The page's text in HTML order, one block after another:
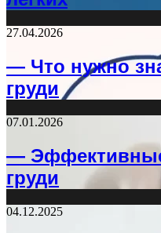
27.04.2026
— Что нужно
груди
07.01.2026
—
груди
04.12.2025